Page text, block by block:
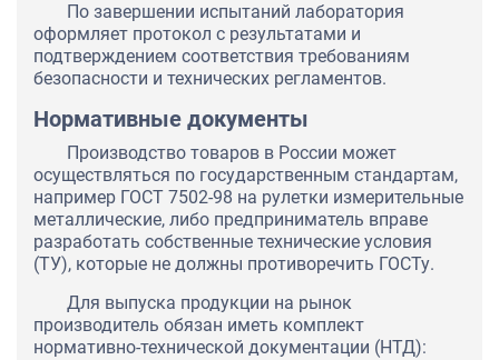
По завершении испытаний лаборатория
оформляет протокол с результатами и
подтверждением соответствия требованиям
безопасности и технических регламентов.
Нормативные документы
Производство товаров в России может
осуществляться по государственным стандартам,
например ГОСТ 7502-98 на рулетки измерительные
металлические, либо предприниматель вправе
разработать собственные технические условия
(ТУ), которые не должны противоречить ГОСТу.
Для выпуска продукции на рынок
производитель обязан иметь комплект
нормативно-технической документации (НТД):